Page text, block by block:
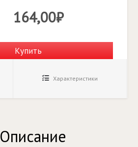
164,00₽
Купить
Характеристики
Описание